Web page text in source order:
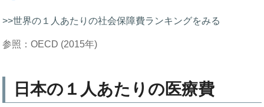
>>世界の１人あたりの社会保障費ランキングをみる
参照：OECD (2015年)
日本の１人あたりの医療費